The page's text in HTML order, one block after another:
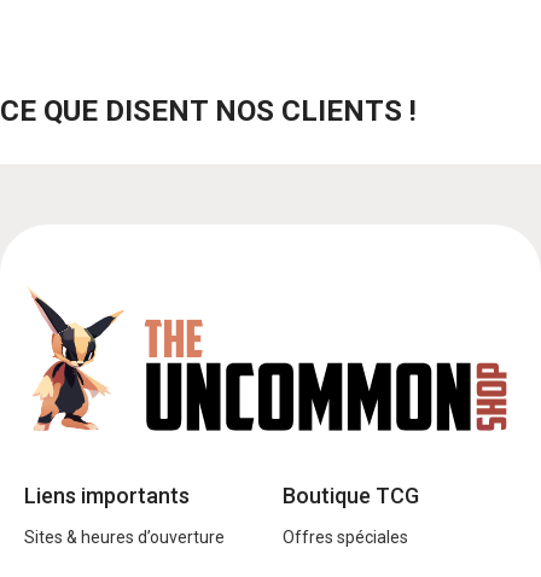
CE QUE DISENT NOS CLIENTS !
Liens importants
Sites & heures d’ouverture
Boutique TCG
Offres spéciales